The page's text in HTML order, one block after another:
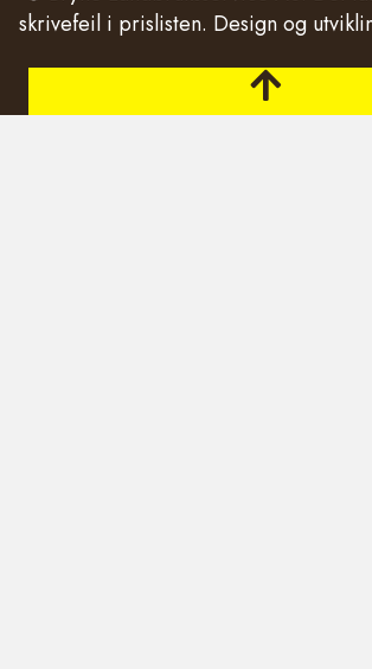
skrivefeil i prislisten. Design og
Tilbake til